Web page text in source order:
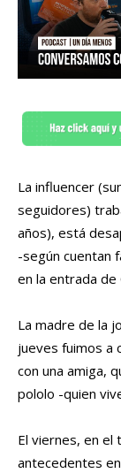
La influencer
seguidores)
años), está
-según cuentan
en la entrada de
La madre de la
jueves fuimos a
con una amiga,
pololo -quien
El viernes, en el
antecedentes